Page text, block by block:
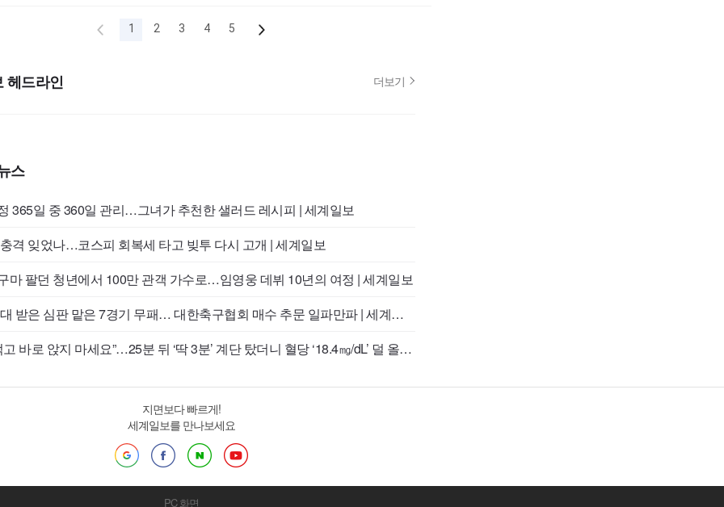
1 2 3 4 5
헤드라인 더보기
스
365일 중 360일 관리…그녀가 추천한 샐러드 레시피 | 세계일보
격 잊었나…코스피 회복세 타고 빚투 다시 고개 | 세계일보
마 팔던 청년에서 100만 관객 가수로…임영웅 데뷔 10년의 여정 | 세계일보
받은 심판 맡은 7경기 무패… 대한축구협회 매수 추문 일파만파 | 세계일
고 바로 앉지 마세요”…25분 뒤 ‘딱 3분’ 계단 탔더니 혈당 ‘18.4㎎/dL’ 덜 올랐
지면보다 빠르게!
세계일보를 만나보세요
PC 화면